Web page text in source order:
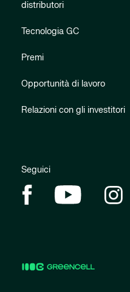
distributori
Tecnologia GC
Premi
Opportunità di lavoro
Relazioni con gli investitori
Seguici